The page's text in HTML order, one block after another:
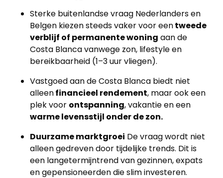
Sterke buitenlandse vraag Nederlanders en
Belgen kiezen steeds vaker voor eentweede
verblijf of permanente woning aan de
Costa Blanca vanwege zon, lifestyle en
bereikbaarheid (1–3 uur vliegen).
Vastgoed aan de Costa Blanca biedt niet
alleenfinancieel rendement, maar ook een
plek voor ontspanning, vakantie en een
warme levensstijl onder de zon.
Duurzame marktgroei De vraag wordt niet
alleen gedreven door tijdelijke trends. Dit is
een langetermijntrend van gezinnen, expats
en gepensioneerden die slim investeren.